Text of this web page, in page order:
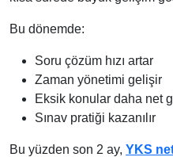
Bu dönemde:
Soru çözüm hızı artar
Zaman yönetimi gelişir
Eksik konular daha net
Sınav pratiği kazanılır
Bu yüzden son 2 ay, YKS